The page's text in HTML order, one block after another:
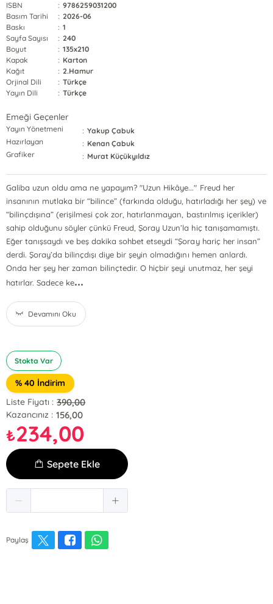
ISBN : 9786259031200
Basım Tarihi
: 2026-06
Baskı
: 1
Sayfa Sayısı
: 240
Boyut
: 135x210
Kapak
: Karton
Kağıt
: 2.Hamur
Orjinal Dili
: Türkçe
Yayın Dili
: Türkçe
Emeği Geçenler
Yayın Yönetmeni : Yakup Çabuk
Hazırlayan
: Kenan Çabuk
Grafiker
: Murat Küçükyıldız
Galiba uzun oldu ama ne yapayım? "Uzun Hikâye..." Freud her
insanının mutlaka bir “bilince” (farkında olduğu, hatırladığı her şey) ve
“bilinçdışına” (erişilmesi çok zor, hatırlanmayan, bastırılmış içerikler)
sahip olduğunu söyler çünkü Freud, Şoray Uzun’la hiç tanışamamıştı.
Eğer tanışsaydı ve beş dakika sohbet etseydi “Şoray hariç her insan”
derdi. Şoray’da bilinçdışı diye bir şeyin olmadığını hemen anlardı.
Onda her şey her zaman bilinçtedir. O hiçbir şeyi unutmaz, her şeyi
hatırlar. Sadece ke...
Devamını Oku
Stokta Var
% 40 İndirim
Liste Fiyatı : 390,00
Kazancınız : 156,00
₺234,00
Sepete Ekle
Paylaş